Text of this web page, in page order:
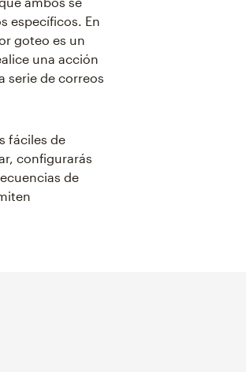
específicos. En
goteo es un
una acción
serie de correos
fáciles de
configurarás
de